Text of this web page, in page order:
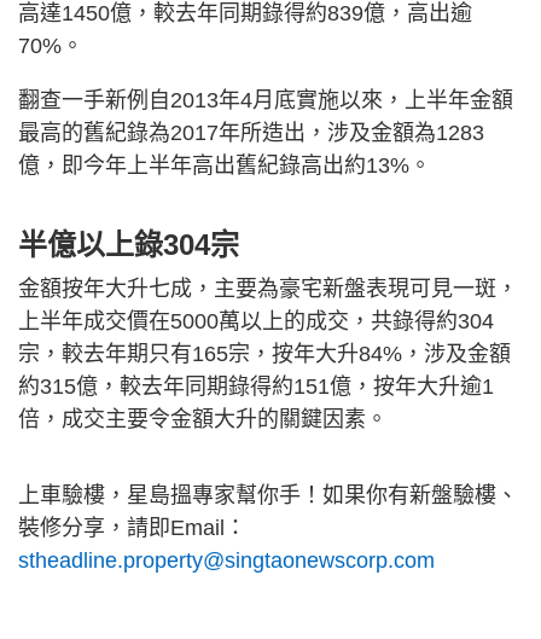
高達1450億，較去年同期錄得約839億，高出逾
70%。
翻查一手新例自2013年4月底實施以來，上半年金額
最高的舊紀錄為2017年所造出，涉及金額為1283
億，即今年上半年高出舊紀錄高出約13%。
半億以上錄304宗
金額按年大升七成，主要為豪宅新盤表現可見一斑，
上半年成交價在5000萬以上的成交，共錄得約304
宗，較去年期只有165宗，按年大升84%，涉及金額
約315億，較去年同期錄得約151億，按年大升逾1
倍，成交主要令金額大升的關鍵因素。
上車驗樓，星島搵專家幫你手！如果你有新盤驗樓、
裝修分享，請即Email：
stheadline.property@singtaonewscorp.com